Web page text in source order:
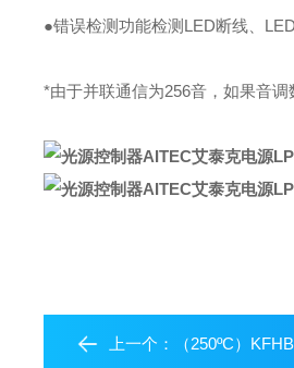
●错误检测功能检测LED断线、
*由于并联通信为256音，如果音
上一个： （250ºC）